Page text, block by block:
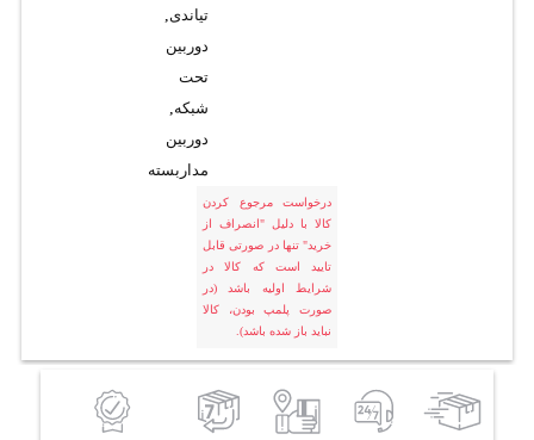
تیاندی,
دوربین
تحت
شبکه,
دوربین
مداربسته
درخواست مرجوع کردن
کالا با دلیل "انصراف از
خرید" تنها در صورتی قابل
تایید است که کالا در
شرایط اولیه باشد (در
صورت پلمپ بودن، کالا
نباید باز شده باشد).